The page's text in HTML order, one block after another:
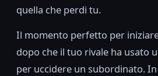
quella che perdi tu.
Il momento perfetto per
dopo che il tuo rivale ha usato
per uccidere un subordinato.